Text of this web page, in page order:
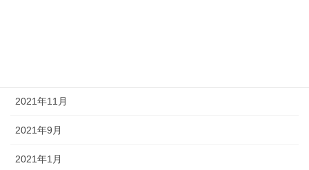
2021年11月
2021年9月
2021年1月